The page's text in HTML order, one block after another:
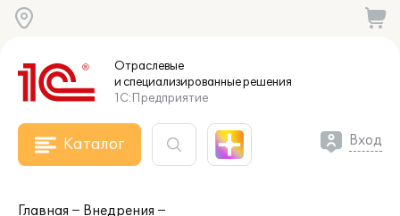
Отраслевые
и специализированныерешения
1С:Предприятие
Каталог Вход
Главная
Внедрения